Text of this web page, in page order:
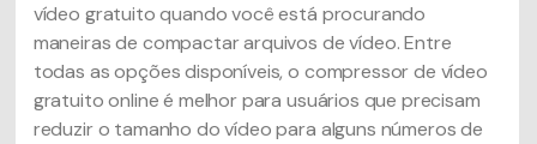
vídeo gratuito quando você está procurando
maneiras de compactar arquivos de vídeo. Entre
todas as opções disponíveis, o compressor de vídeo
gratuito online é melhor para usuários que precisam
reduzir o tamanho do vídeo para alguns números de